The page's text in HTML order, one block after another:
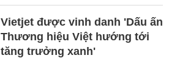
Vietjet được vinh danh 'Dấu ấn
Thương hiệu Việt hướng tới
tăng trưởng xanh'